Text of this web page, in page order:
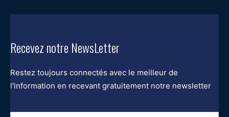
Recevez notre NewsLetter
Restez toujours connectés avec le meilleur de
l'information en recevant gratuitement notre newsletter
Entrez